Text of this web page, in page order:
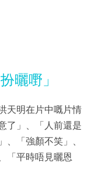
曬嘢」
天明在片中嘅片情
了」、「人前還是
、「強顏不笑」、
「平時唔見曬恩